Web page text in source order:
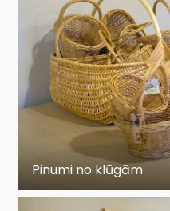
Pinumi no klūgām